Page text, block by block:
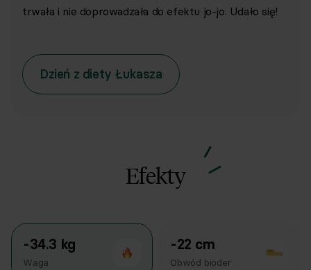
trwała i nie doprowadzała do efektu jo-jo. Udało się!
Dzień z diety Łukasza
Efekty
-34.3 kg
Waga
-22 cm
Obwód bioder